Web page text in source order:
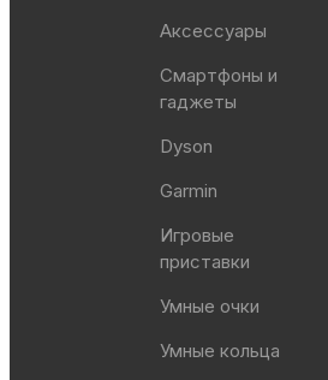
Аксессуары
Смартфоны и
гаджеты
Dyson
Garmin
Игровые
приставки
Умные очки
Умные кольца